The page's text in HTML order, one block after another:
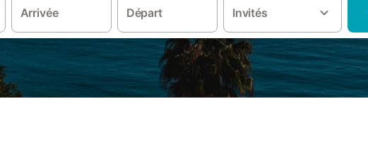
Arrivée Départ Invités